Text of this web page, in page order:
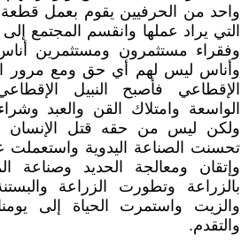
واحد من الحرفيين يقوم بعمل
التي يراد عملها وانقسم المجتمع إلى
وفقراء مستثمرون ومستثمرين
وأناس ليس لهم أي حق ومع مرور
الإقطاعي فأصبح النبيل
الواسعة وامتلاك القن والعبد
ولكن ليس من حقه قتل الإنسان
تحسنت الصناعة اليدوية واستعملت
وإتقان ومعالجة الحديد وصناعة
بالزراعة وتطورت الزراعة
والزيت واستمرت الحياة إلى
والتقدم.